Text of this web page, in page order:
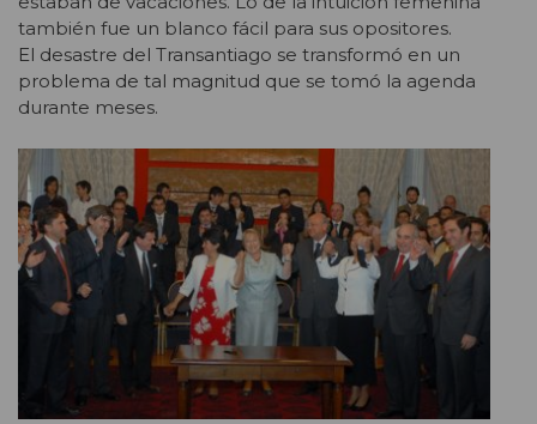
también fue un blanco fácil para sus opositores.
El desastre del Transantiago se transformó en un
problema de tal magnitud que se tomó la agenda
durante meses.